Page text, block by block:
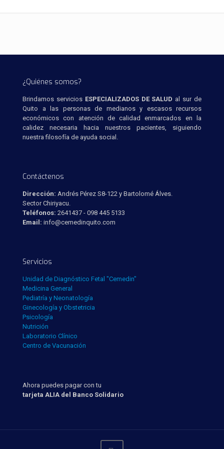
¿Quiénes somos?
Brindamos servicios ESPECIALIZADOS DE SALUD al sur de
Quito a las personas de medianos y escasos recursos
económicos con atención de calidad enmarcados en la
calidez necesaria hacia nuestros pacientes, siguiendo
nuestra filosofía de ayuda social.
Contáctenos
Dirección: Andrés Pérez S8-122 y Bartolomé Álves.
Sector Chiriyacu.
Teléfonos: 2641437 - 098 445 5133
Email: info@cemedinquito.com
Servicios
Unidad de Diagnóstico Fetal "Cemedin"
Medicina General
Pediatría y Neonatología
Ginecología y Obstetricia
Psicología
Nutrición
Laboratorio Clínico
Centro de Vacunación
Ahora puedes pagar con tu
tarjeta ALIA del Banco Solidario